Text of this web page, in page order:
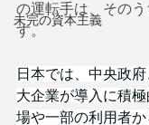
未完の資本主義
の運転手は、その
す。
日本では、中央政
大企業が導入に積
場や一部の利用者